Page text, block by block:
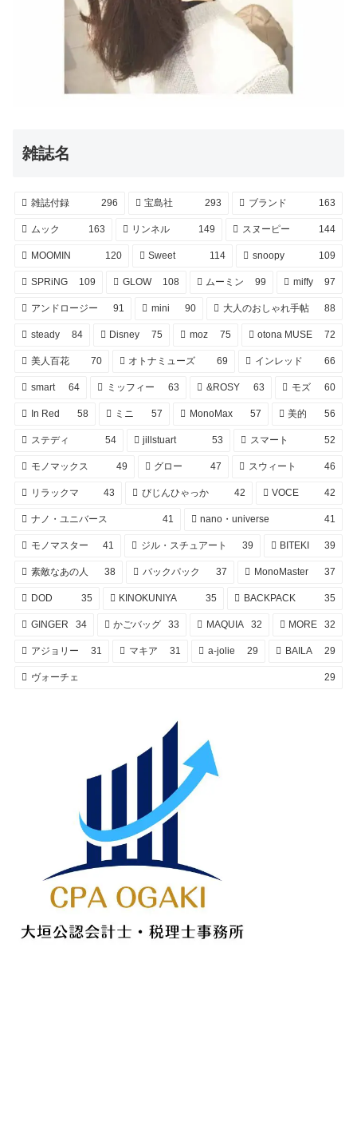
雑誌名
雑誌付録 296 宝島社 293 ブランド 163
ムック 163 リンネル 149 スヌーピー 144
MOOMIN 120 Sweet 114 snoopy 109
SPRiNG 109 GLOW 108 ムーミン 99 miffy 97
アンドロージー 91 mini 90 大人のおしゃれ手帖 88
steady 84 Disney 75 moz 75 otona MUSE 72
美人百花 70 オトナミューズ 69 インレッド 66
smart 64 ミッフィー 63 &ROSY 63 モズ 60
In Red 58 ミニ 57 MonoMax 57 美的 56
ステディ 54 jillstuart 53 スマート 52
モノマックス 49 グロー 47 スウィート 46
リラックマ 43 びじんひゃっか 42 VOCE 42
ナノ・ユニバース 41 nano・universe 41
モノマスター 41 ジル・スチュアート 39 BITEKI 39
素敵なあの人 38 バックパック 37 MonoMaster 37
DOD 35 KINOKUNIYA 35 BACKPACK 35
GINGER 34 かごバッグ 33 MAQUIA 32 MORE 32
アジョリー 31 マキア 31 a-jolie 29 BAILA 29
ヴォーチェ 29